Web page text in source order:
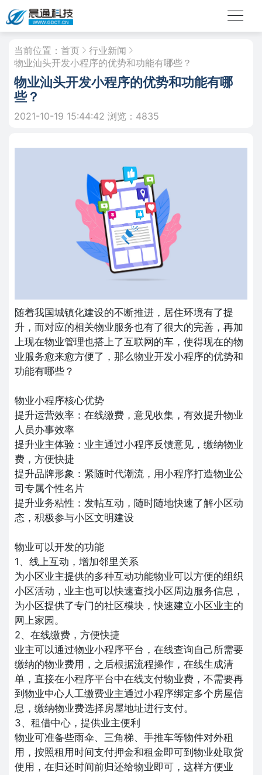
当前位置： 首页
行业新闻
物业汕头开发小程序的优势和功能有哪些？
物业汕头开发小程序的优势和功能有哪
些？
2021-10-19 15:44:42 浏览：4835
随着我国城镇化建设的不断推进，居住环境有了提
升，而对应的相关物业服务也有了很大的完善，再加
上现在物业管理也搭上了互联网的车，使得现在的物
业服务愈来愈方便了，那么物业开发小程序的优势和
功能有哪些？
物业小程序核心优势
提升运营效率：在线缴费，意见收集，有效提升物业
人员办事效率
提升业主体验：业主通过小程序反馈意见，缴纳物业
费，方便快捷
提升品牌形象：紧随时代潮流，用小程序打造物业公
司专属个性名片
提升业务粘性：发帖互动，随时随地快速了解小区动
态，积极参与小区文明建设
物业可以开发的功能
1、线上互动，增加邻里关系
为小区业主提供的多种互动功能物业可以方便的组织
小区活动，业主也可以快速查找小区周边服务信息，
为小区提供了专门的社区模块，快速建立小区业主的
网上家园。
2、在线缴费，方便快捷
业主可以通过物业小程序平台，在线查询自己所需要
缴纳的物业费用，之后根据流程操作，在线生成清
单，直接在小程序平台中在线支付物业费，不需要再
到物业中心人工缴费业主通过小程序绑定多个房屋信
息，缴纳物业费选择房屋地址进行支付。
3、租借中心，提供业主便利
物业可准备些雨伞、三角梯、手推车等物件对外租
用，按照租用时间支付押金和租金即可到物业处取货
使用，在归还时间前归还给物业即可，这样方便业